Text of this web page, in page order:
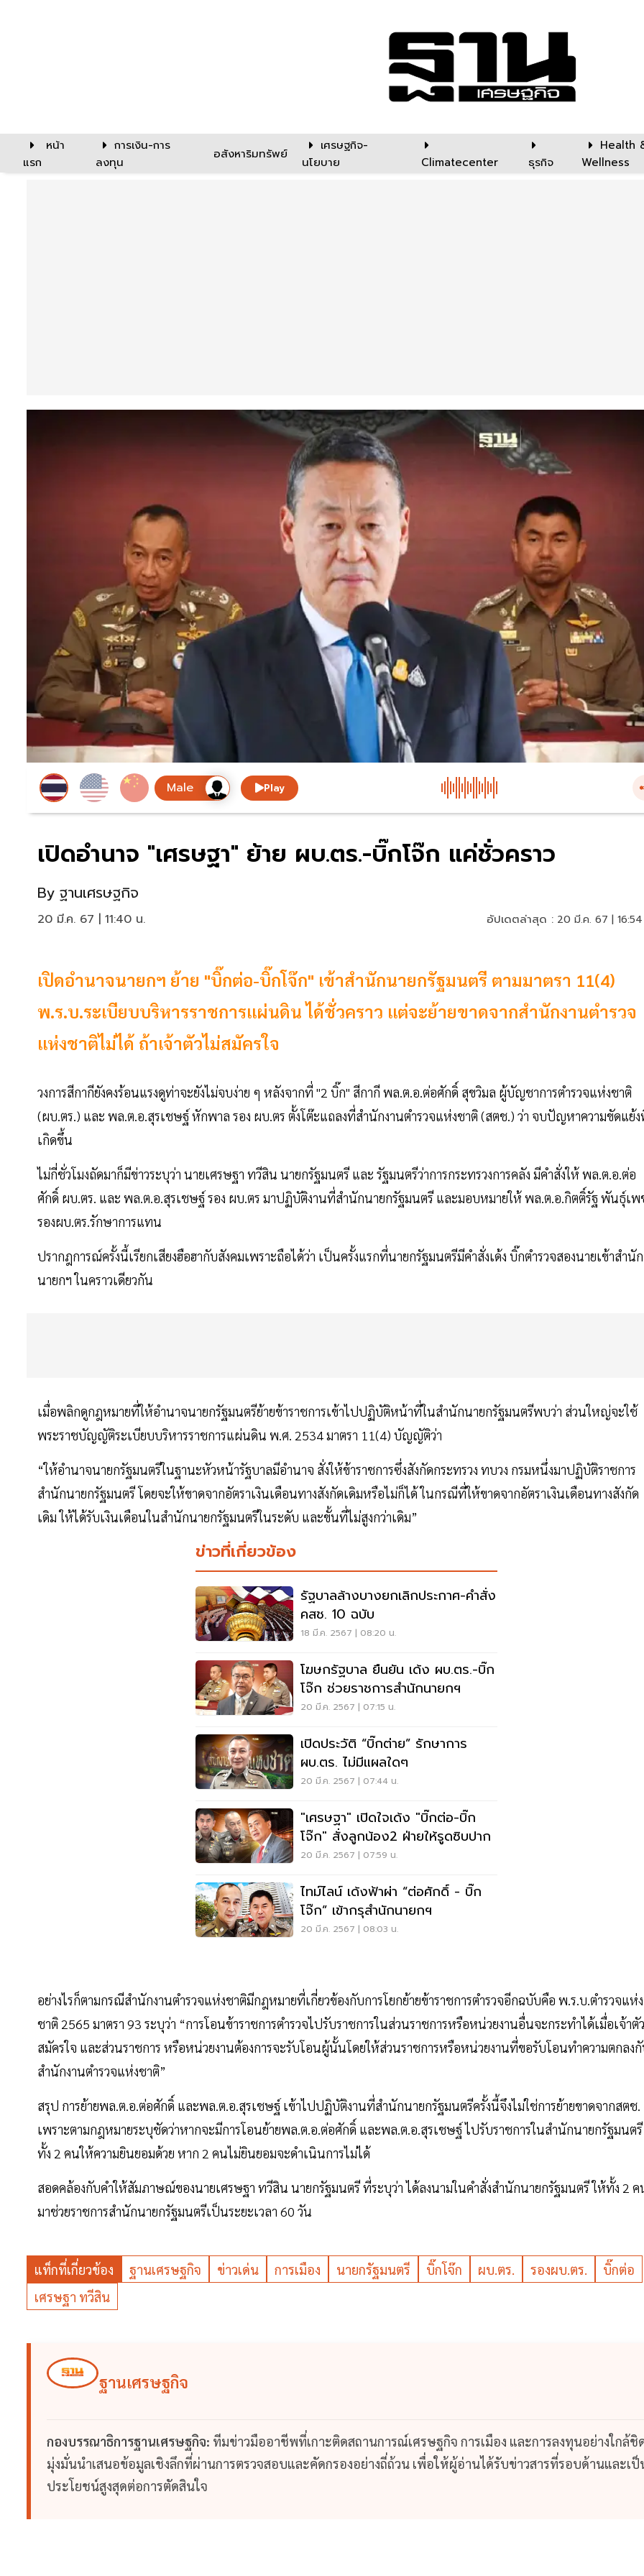
หน้า
แรก
การเงิน-การ
ลงทุน
อสังหาริมทรัพย์
เศรษฐกิจ-
นโยบาย
Climatecenter ธุรกิจ
Health
Wellness
Play
เปิดอำนาจ "เศรษฐา" ย้าย ผบ.ตร.-บิ๊กโจ๊ก แค่ชั่วคราว
By ฐานเศรษฐกิจ
20 มี.ค. 67 | 11:40 น. อัปเดตล่าสุด : 20 มี.ค. 67 |
เปิดอำนาจนายกฯ ย้าย "บิ๊กต่อ-บิ๊กโจ๊ก" เข้าสำนักนายกรัฐมนตรี ตามมาตรา 11(4)
พ.ร.บ.ระเบียบบริหารราชการแผ่นดิน ได้ชั่วคราว แต่จะย้ายขาดจากสำนักงานตำรวจ
แห่งชาติไม่ได้ ถ้าเจ้าตัวไม่สมัครใจ
วงการสีกากียังคงร้อนแรงดูท่าจะยังไม่จบง่าย ๆ หลังจากที่ "2 บิ๊ก" สีกากี พล.ต.อ.ต่อศักดิ์ สุขวิมล ผู้บัญชาการตำรวจแห่งชาติ
(ผบ.ตร.) และ พล.ต.อ.สุรเชษฐ์ หักพาล รอง ผบ.ตร ตั้งโต๊ะแถลงที่สำนักงานตำรวจแห่งชาติ (สตช.) ว่า จบปัญหาความขัดแย้
เกิดขึ้น
ไม่กี่ชั่วโมงถัดมาก็มีข่าวระบุว่า นายเศรษฐา ทวีสิน นายกรัฐมนตรี และ รัฐมนตรีว่าการกระทรวงการคลัง มีคำสั่งให้ พล.ต.อ.ต่อ
ศักดิ์ ผบ.ตร. และ พล.ต.อ.สุรเชษฐ์ รอง ผบ.ตร มาปฏิบัติงานที่สำนักนายกรัฐมนตรี และมอบหมายให้ พล.ต.อ.กิตติ์รัฐ พันธุ์เพ
รองผบ.ตร.รักษาการแทน
ปรากฎการณ์ครั้งนี้เรียกเสียงฮือฮากับสังคมเพราะถือได้ว่า เป็นครั้งแรกที่นายกรัฐมนตรีมีคำสั่งเด้ง บิ๊กตำรวจสองนายเข้าสำนัก
นายกฯ ในคราวเดียวกัน
เมื่อพลิกดูกฎหมายที่ให้อำนาจนายกรัฐมนตรีย้ายข้าราชการเข้าไปปฏิบัติหน้าที่ในสำนักนายกรัฐมนตรีพบว่า ส่วนใหญ่จะใช้
พระราชบัญญัติระเบียบบริหารราชการแผ่นดิน พ.ศ. 2534 มาตรา 11(4) บัญญัติว่า
“ให้อำนาจนายกรัฐมนตรีในฐานะหัวหน้ารัฐบาลมีอำนาจ สั่งให้ข้าราชการซึ่งสังกัดกระทรวง ทบวง กรมหนึ่งมาปฏิบัติราชการ
สำนักนายกรัฐมนตรี โดยจะให้ขาดจากอัตราเงินเดือนทางสังกัดเดิมหรือไม่ก็ได้ ในกรณีที่ให้ขาดจากอัตราเงินเดือนทางสังกัด
เดิม ให้ได้รับเงินเดือนในสำนักนายกรัฐมนตรีในระดับ และขั้นที่ไม่สูงกว่าเดิม”
ข่าวที่เกี่ยวข้อง
รัฐบาลล้างบางยกเลิกประกาศ-คำสั่ง
คสช. 10 ฉบับ
18 มี.ค. 2567 | 08:20 น.
โฆษกรัฐบาล ยืนยัน เด้ง ผบ.ตร.-บิ๊ก
โจ๊ก ช่วยราชการสำนักนายกฯ
20 มี.ค. 2567 | 07:15 น.
เปิดประวัติ “บิ๊กต่าย” รักษาการ
ผบ.ตร. ไม่มีแผลใดๆ
20 มี.ค. 2567 | 07:44 น.
"เศรษฐา" เปิดใจเด้ง "บิ๊กต่อ-บิ๊ก
โจ๊ก" สั่งลูกน้อง2 ฝ่ายให้รูดซิบปาก
20 มี.ค. 2567 | 07:59 น.
ไทม์ไลน์ เด้งฟ้าผ่า “ต่อศักดิ์ - บิ๊ก
โจ๊ก” เข้ากรุสำนักนายกฯ
20 มี.ค. 2567 | 08:03 น.
อย่างไรก็ตามกรณีสำนักงานตำรวจแห่งชาติมีกฎหมายที่เกี่ยวข้องกับการโยกย้ายข้าราชการตำรวจอีกฉบับคือ พ.ร.บ.ตำรวจแห่ง
ชาติ 2565 มาตรา 93 ระบุว่า “การโอนข้าราชการตำรวจไปรับราชการในส่วนราชการหรือหน่วยงานอื่นจะกระทำได้เมื่อเจ้าตัว
สมัครใจ และส่วนราชการ หรือหน่วยงานต้องการจะรับโอนผู้นั้นโดยให้ส่วนราชการหรือหน่วยงานที่ขอรับโอนทำความตกลง
สำนักงานตำรวจแห่งชาติ”
สรุป การย้ายพล.ต.อ.ต่อศักดิ์ และพล.ต.อ.สุรเชษฐ์ เข้าไปปฏิบัติงานที่สำนักนายกรัฐมนตรีครั้งนี้จึงไม่ใช่การย้ายขาดจากสตช.
เพราะตามกฎหมายระบุชัดว่าหากจะมีการโอนย้ายพล.ต.อ.ต่อศักดิ์ และพล.ต.อ.สุรเชษฐ์ ไปรับราชการในสำนักนายกรัฐมนตรี
ทั้ง 2 คนให้ความยินยอมด้วย หาก 2 คนไม่ยินยอมจะดำเนินการไม่ได้
สอดคล้องกับคำให้สัมภาษณ์ของนายเศรษฐา ทวีสิน นายกรัฐมนตรี ที่ระบุว่า ได้ลงนามในคำสั่งสำนักนายกรัฐมนตรี ให้ทั้ง 2
มาช่วยราชการสำนักนายกรัฐมนตรีเป็นระยะเวลา 60 วัน
แท็กที่เกี่ยวข้อง ฐานเศรษฐกิจ ข่าวเด่น การเมือง นายกรัฐมนตรี บิ๊กโจ๊ก ผบ.ตร. รองผบ.ตร.
บิ๊กต่อ
เศรษฐา ทวีสิน
ฐานเศรษฐกิจ
กองบรรณาธิการฐานเศรษฐกิจ: ทีมข่าวมืออาชีพที่เกาะติดสถานการณ์เศรษฐกิจ การเมือง และการลงทุนอย่างใกล้ชิ
มุ่งมั่นนำเสนอข้อมูลเชิงลึกที่ผ่านการตรวจสอบและคัดกรองอย่างถี่ถ้วน เพื่อให้ผู้อ่านได้รับข่าวสารที่รอบด้านและเป็
ประโยชน์สูงสุดต่อการตัดสินใจ